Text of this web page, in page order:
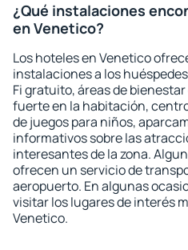
¿Qué instalaciones
en Venetico?
Los hoteles en Venetico
instalaciones a los
Fi gratuito, áreas de
fuerte en la habitación,
de juegos para niños,
informativos sobre las
interesantes de la zona.
ofrecen un servicio de
aeropuerto. En algunas
visitar los lugares de interés
Venetico.